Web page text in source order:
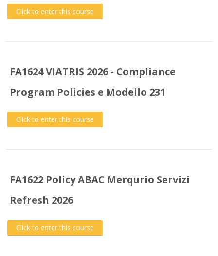
Click to enter this course
FA1624 VIATRIS 2026 - Compliance
Program Policies e Modello 231
Click to enter this course
FA1622 Policy ABAC Merqurio Servizi
Refresh 2026
Click to enter this course